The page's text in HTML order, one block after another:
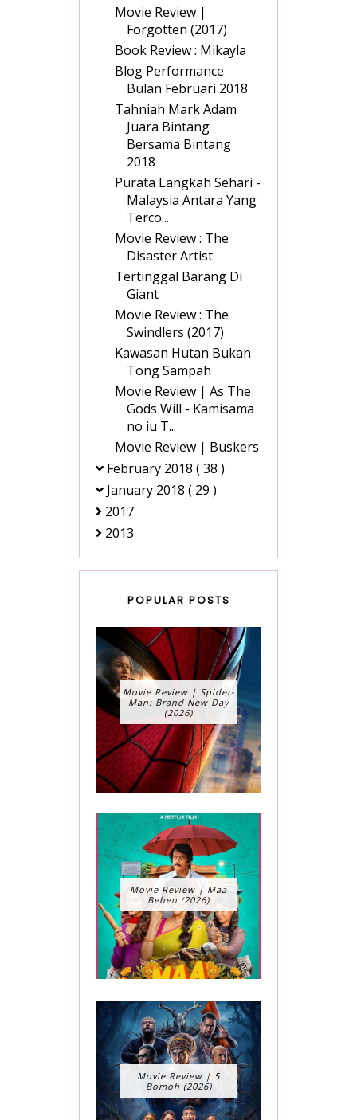
Movie Review |
Forgotten (2017)
Book Review : Mikayla
Blog Performance
Bulan Februari 2018
Tahniah Mark Adam
Juara Bintang
Bersama Bintang
2018
Purata Langkah Sehari -
Malaysia Antara Yang
Terco...
Movie Review : The
Disaster Artist
Tertinggal Barang Di
Giant
Movie Review : The
Swindlers (2017)
Kawasan Hutan Bukan
Tong Sampah
Movie Review | As The
Gods Will - Kamisama
no iu T...
Movie Review | Buskers
February 2018 ( 38 )
January 2018 ( 29 )
2017
2013
POPULAR POSTS
Movie Review | Spider-
Man: Brand New Day
(2026)
Movie Review | Maa
Behen (2026)
Movie Review | 5
Bomoh (2026)